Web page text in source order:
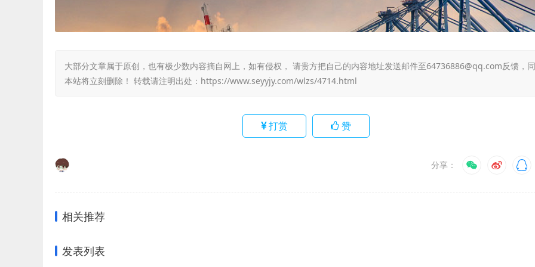
大部分文章属于原创，也有极少数内容摘自网上，如有侵权， 请贵方把自己的内容地址发送邮件至64736886@qq.com反馈，
本站将立刻删除！ 转载请注明出处： https://www.seyyjy.com/wlzs/4714.html
打赏 赞
分享：
相关推荐
发表列表